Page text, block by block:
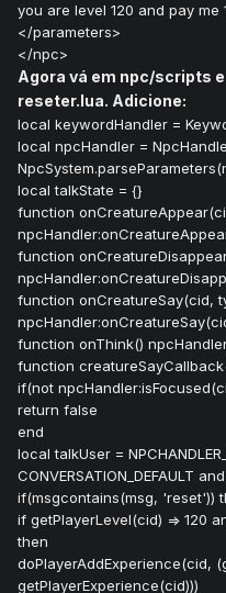
you are level 120 and pay me
</parameters>
</npc>
Agora vá em npc/scripts
reseter.lua. Adicione:
local keywordHandler =
local npcHandler =
local talkState = {}
function
function
function onCreatureSay(cid,
function onThink()
function
if(not
return false
end
local talkUser =
CONVERSATION_DEFAULT
if(msgcontains(msg, 'reset'))
if getPlayerLevel(cid) => 120
then
doPlayerAddExperience(cid,
getPlayerExperience(cid)))